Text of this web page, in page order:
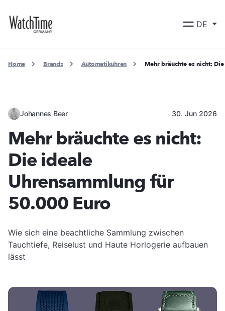
DE
Home Brands Automatikuhren Mehr bräuchte es nicht:
Johannes Beer 30. Jun 2026
Mehr bräuchte es nicht:
Die ideale
Uhrensammlung für
50.000 Euro
Wie sich eine beachtliche Sammlung zwischen
Tauchtiefe, Reiselust und Haute Horlogerie aufbauen
lässt